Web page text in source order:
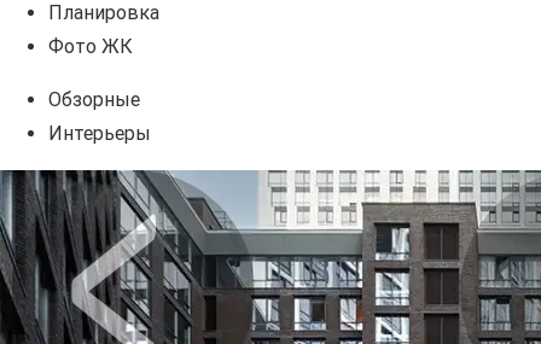
Планировка
Фото ЖК
Обзорные
Интерьеры